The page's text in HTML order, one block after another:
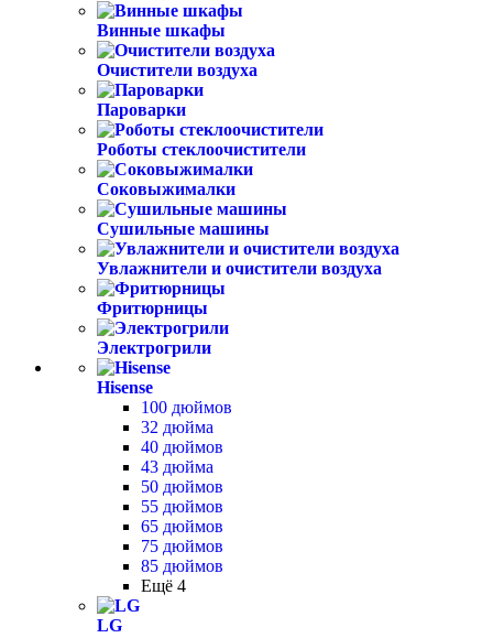
Винные шкафы
Очистители воздуха
Пароварки
Роботы стеклоочистители
Соковыжималки
Сушильные машины
Увлажнители и очистители воздуха
Фритюрницы
Электрогрили
Hisense
100 дюймов
32 дюйма
40 дюймов
43 дюйма
50 дюймов
55 дюймов
65 дюймов
75 дюймов
85 дюймов
Ещё 4
LG